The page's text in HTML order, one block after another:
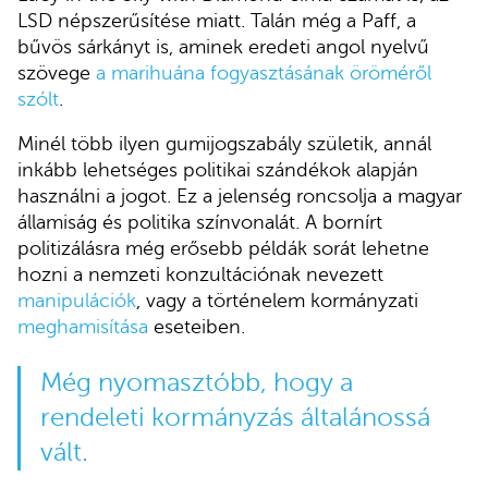
LSD népszerűsítése miatt. Talán még a Paff, a
bűvös sárkányt is, aminek eredeti angol nyelvű
szövege a marihuána fogyasztásának öröméről
szólt
Minél több ilyen gumijogszabály születik, annál
inkább lehetséges politikai szándékok alapján
használni a jogot. Ez a jelenség roncsolja a magyar
államiság és politika színvonalát. A bornírt
politizálásra még erősebb példák sorát lehetne
hozni a nemzeti konzultációnak nevezett
manipulációk, vagy a történelem kormányzati
meghamisítása eseteiben.
Még nyomasztóbb, hogy a
rendeleti kormányzás általánossá
vált.